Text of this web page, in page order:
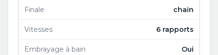
Finale chain
Vitesses 6 rapports
Embrayage à bain Oui